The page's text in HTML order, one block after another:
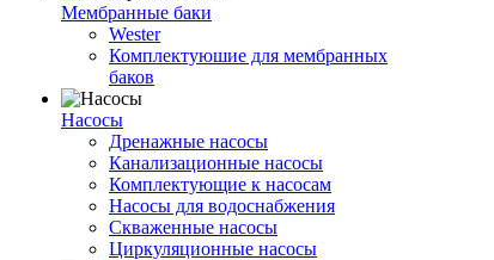
Мембранные баки
Wester
Комплектуюшие для мембранных
баков
Насосы
Дренажные насосы
Канализационные насосы
Комплектующие к насосам
Насосы для водоснабжения
Скваженные насосы
Циркуляционные насосы